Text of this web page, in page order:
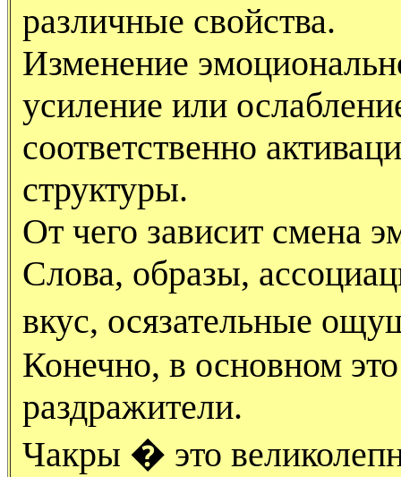
различные свойства.
Изменение
усиление или
соответственно
структуры.
От чего зависит смена
Слова, образы,
вкус, осязательные
Конечно, в основном
раздражители.
Чакры � это